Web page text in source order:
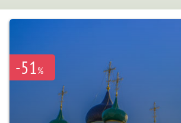
-51%